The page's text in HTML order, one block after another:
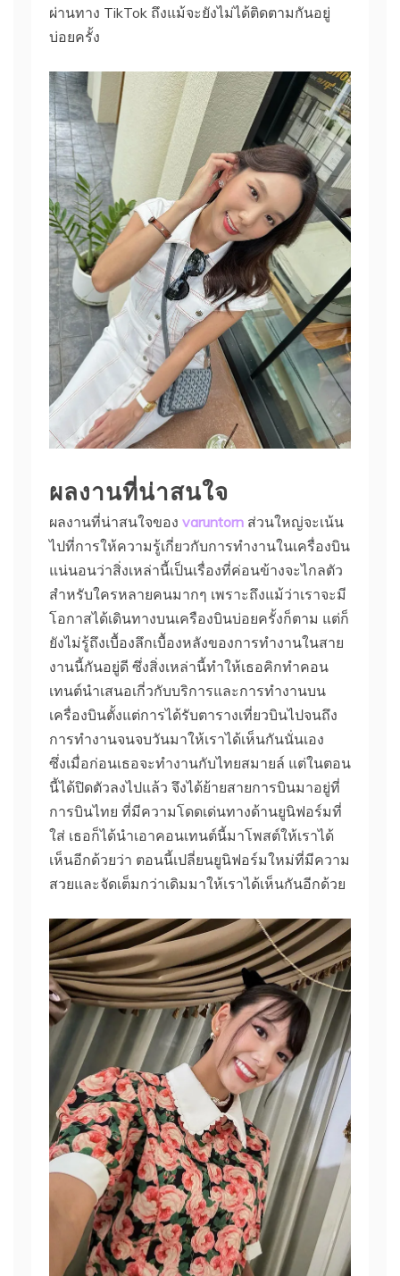
ผ่านทาง TikTok ถึงแม้จะยังไม่ได้ติดตามกันอยู่
บ่อยครั้ง
ผลงานที่น่าสนใจ
ผลงานที่น่าสนใจของ varuntorn ส่วนใหญ่จะเน้น
ไปที่การให้ความรู้เกี่ยวกับการทำงานในเครื่องบิน
แน่นอนว่าสิ่งเหล่านี้เป็นเรื่องที่ค่อนข้างจะไกลตัว
สำหรับใครหลายคนมากๆ เพราะถึงแม้ว่าเราจะมี
โอกาสได้เดินทางบนเครืองบินบ่อยครั้งก็ตาม แต่ก็
ยังไม่รู้ถึงเบื้องลึกเบื้องหลังของการทำงานในสาย
งานนี้กันอยู่ดี ซึ่งสิ่งเหล่านี้ทำให้เธอคิกทำคอน
เทนต์นำเสนอเกี่วกับบริการและการทำงานบน
เครื่องบินตั้งแต่การได้รับตารางเที่ยวบินไปจนถึง
การทำงานจนจบวันมาให้เราได้เห็นกันนั่นเอง
ซึ่งเมื่อก่อนเธอจะทำงานกับไทยสมายล์ แต่ในตอน
นี้ได้ปิดตัวลงไปแล้ว จึงได้ย้ายสายการบินมาอยู่ที่
การบินไทย ที่มีความโดดเด่นทางด้านยูนิฟอร์มที่
ใส่ เธอก็ได้นำเอาคอนเทนต์นี้มาโพสต์ให้เราได้
เห็นอีกด้วยว่า ตอนนี้เปลี่ยนยูนิฟอร์มใหม่ที่มีความ
สวยและจัดเต็มกว่าเดิมมาให้เราได้เห็นกันอีกด้วย